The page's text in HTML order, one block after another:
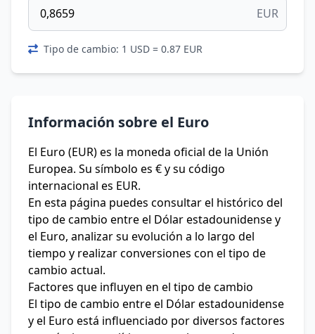
EUR
Tipo de cambio: 1 USD = 0.87 EUR
Información sobre el Euro
El Euro (EUR) es la moneda oficial de la Unión
Europea. Su símbolo es € y su código
internacional es EUR.
En esta página puedes consultar el histórico del
tipo de cambio entre el Dólar estadounidense y
el Euro, analizar su evolución a lo largo del
tiempo y realizar conversiones con el tipo de
cambio actual.
Factores que influyen en el tipo de cambio
El tipo de cambio entre el Dólar estadounidense
y el Euro está influenciado por diversos factores